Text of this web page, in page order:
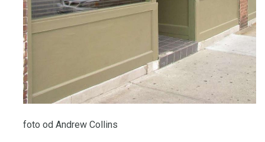
foto od Andrew Collins